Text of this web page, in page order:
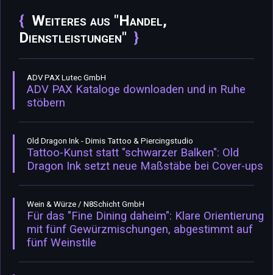
Weiteres aus "Handel,
Dienstleistungen"
ADV PAX Lutec GmbH
ADV PAX Kataloge downloaden und in Ruhe
stöbern
Old Dragon Ink - Dimis Tattoo & Piercingstudio
Tattoo-Kunst statt "schwarzer Balken": Old
Dragon Ink setzt neue Maßstäbe bei Cover-ups
Wein & Würze / N8Schicht GmbH
Für das "Fine Dining daheim": Klare Orientierung
mit fünf Gewürzmischungen, abgestimmt auf
fünf Weinstile